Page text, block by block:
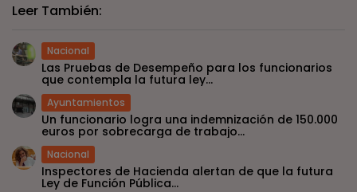
Leer También:
Nacional
Las Pruebas de Desempeño para los funcionarios
que contempla la futura ley...
Ayuntamientos
Un funcionario logra una indemnización de 150.000
euros por sobrecarga de trabajo...
Nacional
Inspectores de Hacienda alertan de que la futura
Ley de Función Pública...